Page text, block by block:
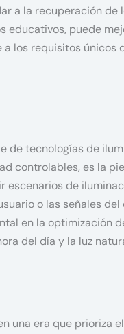
a la recuperación
educativos, puede
los requisitos
de tecnologías de
controlables, es la
escenarios de
o las señales
en la optimización
del día y la luz
una era que prioriza